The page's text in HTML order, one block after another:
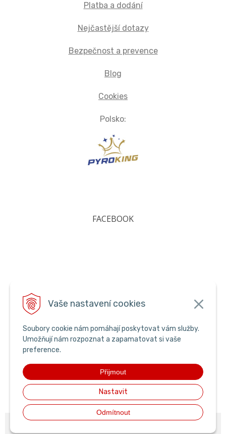
Vaše nastavení cookies
Soubory cookie nám pomáhají poskytovat vám služby.
Umožňují nám rozpoznat a zapamatovat si vaše
preference.
Přijmout
Nastavit
Odmítnout
Platba a dodání
Nejčastější dotazy
Bezpečnost a prevence
Blog
Cookies
Polsko:
FACEBOOK